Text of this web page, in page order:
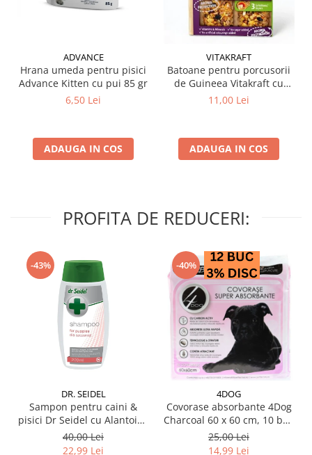
ADVANCE
Hrana umeda pentru pisici
Advance Kitten cu pui 85 gr
6,50 Lei
ADAUGA IN COS
VITAKRAFT
Batoane pentru porcusorii
de Guineea Vitakraft cu
struguri & nuci 2 buc
11,00 Lei
ADAUGA IN COS
PROFITA DE REDUCERI:
-43%
DR. SEIDEL
Sampon pentru caini &
pisici Dr Seidel cu Alantoina
220 ml
40,00 Lei
22,99 Lei
-40%
4DOG
Covorase absorbante 4Dog
Charcoal 60 x 60 cm, 10 buc
/ pachet
25,00 Lei
14,99 Lei